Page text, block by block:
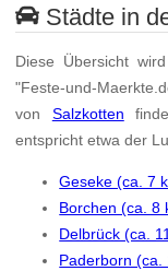
Städte in
Diese Übersicht
"Feste-und-
von Salzkotten
entspricht etwa der
Geseke (ca. 7
Borchen (ca. 8
Delbrück (ca.
Paderborn (ca.